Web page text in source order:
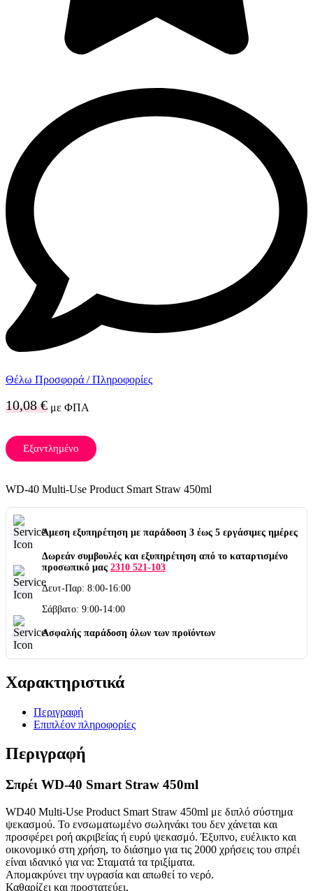
Θέλω Προσφορά / Πληροφορίες
10,08€ με ΦΠΑ
Εξαντλημένο
WD-40 Multi-Use Product Smart Straw 450ml
Άμεση εξυπηρέτηση με παράδοση 3 έως 5 εργάσιμες ημέρες
Δωρεάν συμβουλές και εξυπηρέτηση από το καταρτισμένο
προσωπικό μας 2310 521-103
Δευτ-Παρ: 8:00-16:00
Σάββατο: 9:00-14:00
Ασφαλής παράδοση όλων των προϊόντων
Χαρακτηριστικά
Περιγραφή
Επιπλέον πληροφορίες
Περιγραφή
Σπρέι WD-40 Smart Straw 450ml
WD40 Multi-Use Product Smart Straw 450ml με διπλό σύστημα
ψεκασμού. Το ενσωματωμένο σωληνάκι του δεν χάνεται και
προσφέρει ροή ακριβείας ή ευρύ ψεκασμό. Έξυπνο, ευέλικτο και
οικονομικό στη χρήση, το διάσημο για τις 2000 χρήσεις του σπρέι
είναι ιδανικό για να: Σταματά τα τριξίματα.
Απομακρύνει την υγρασία και απωθεί το νερό.
Καθαρίζει και προστατεύει.